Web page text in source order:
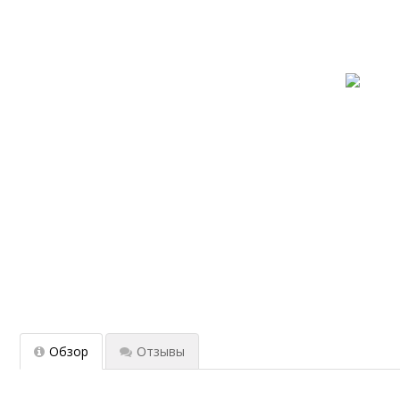
Обзор Отзывы